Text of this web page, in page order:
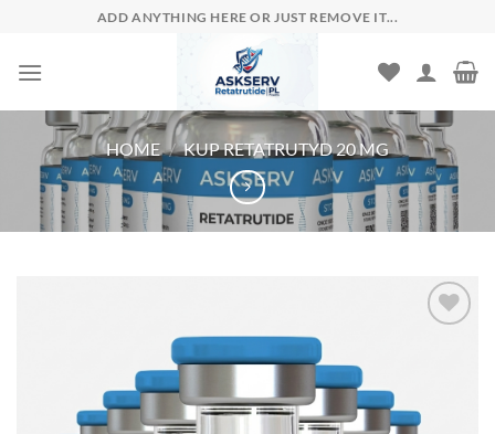
content
ADD ANYTHING HERE OR JUST REMOVE IT...
HOME / KUP RETATRUTYD 20 MG